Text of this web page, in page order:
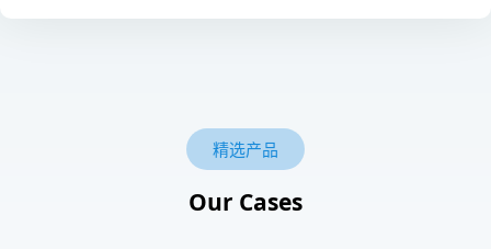
精选产品
Our Cases